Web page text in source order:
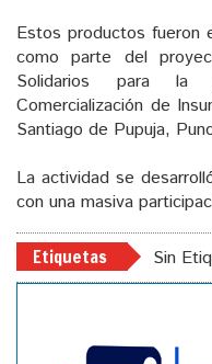
Estos productos fueron
como parte del
Solidarios para la
Comercialización de
Santiago de Pupuja,
La actividad se
con una masiva
Etiquetas Sin